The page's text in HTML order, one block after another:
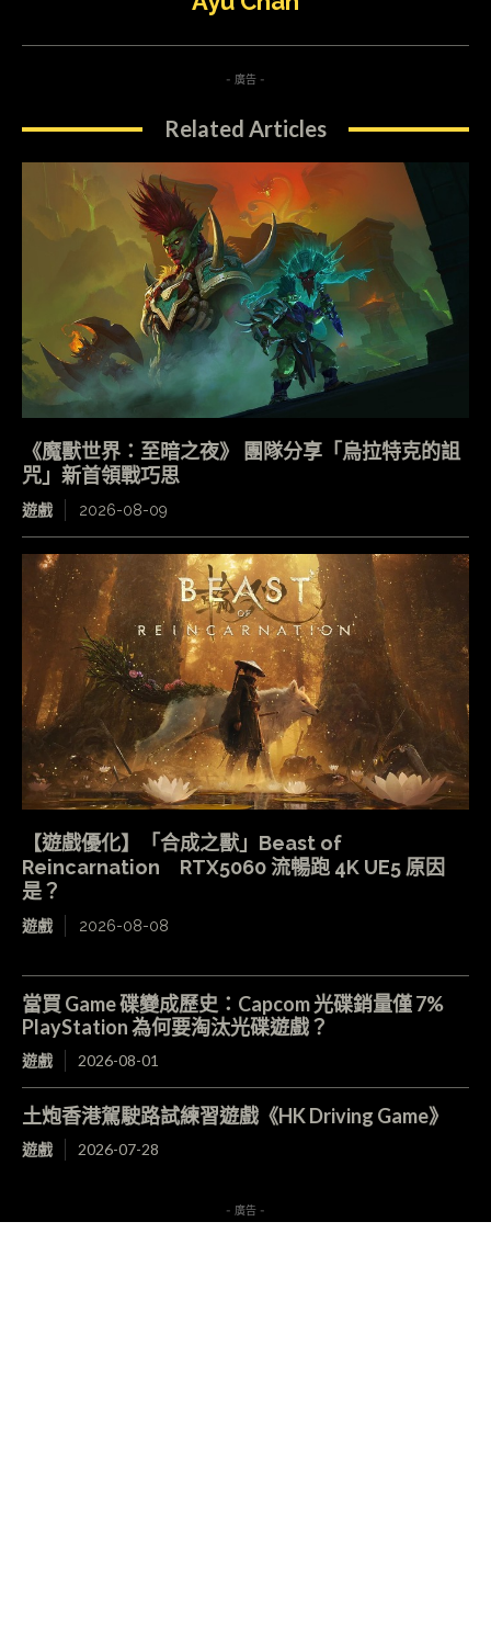
- 廣告 -
Related Articles
《魔獸世界：至暗之夜》 團隊分享「烏拉特克的詛
咒」新首領戰巧思
遊戲 2026-08-09
【遊戲優化】「合成之獸」Beast of
Reincarnation RTX5060 流暢跑 4K UE5 原因
是？
遊戲 2026-08-08
當買 Game 碟變成歷史：Capcom 光碟銷量僅 7%
PlayStation 為何要淘汰光碟遊戲？
遊戲 2026-08-01
土炮香港駕駛路試練習遊戲《HK Driving Game》
遊戲 2026-07-28
- 廣告 -